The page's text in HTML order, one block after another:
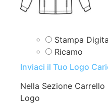
Stampa
Ricamo
Inviaci il Tuo Logo
Nella Sezione
Logo